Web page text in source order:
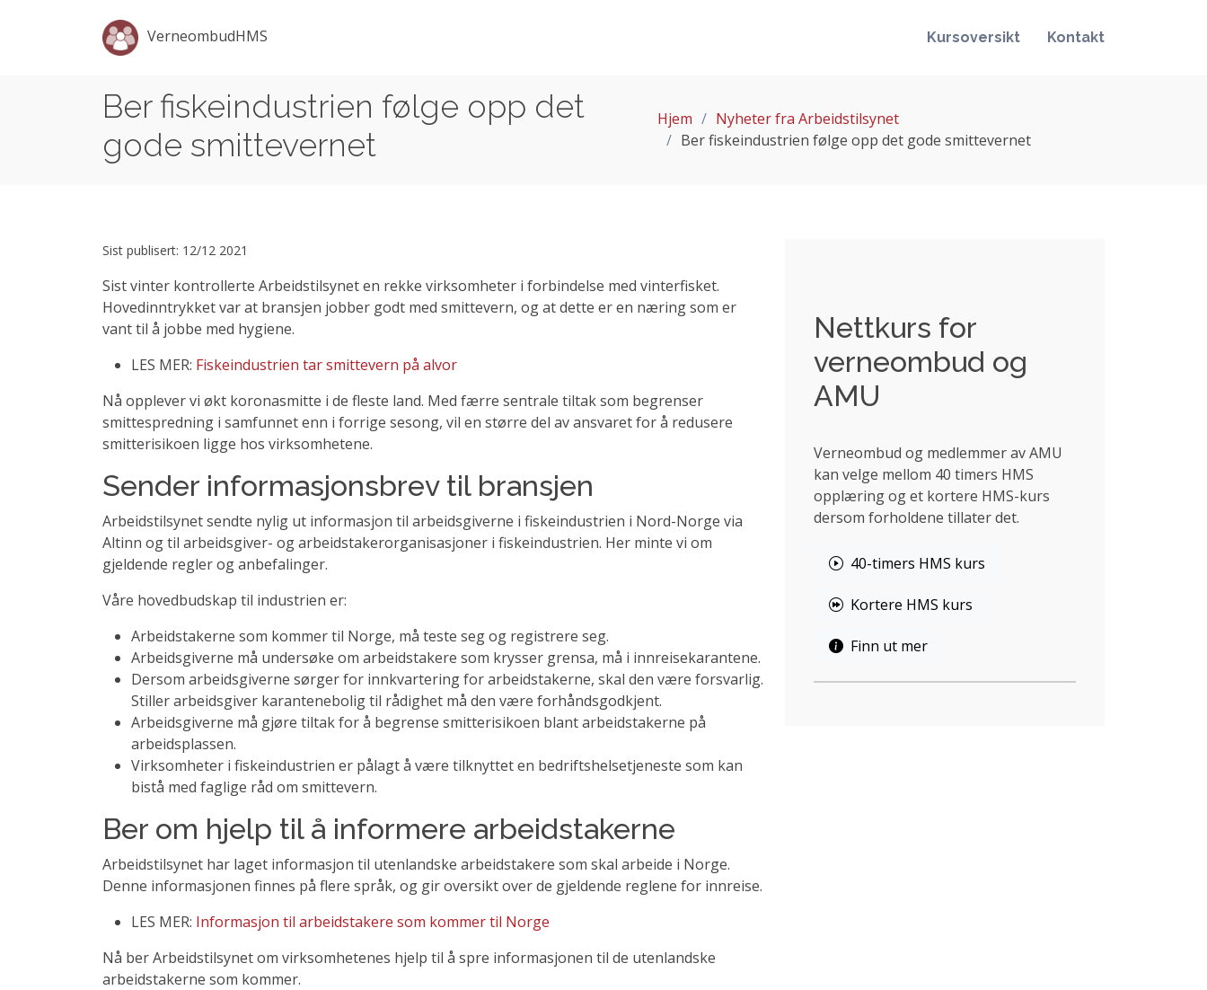
VerneombudHMS Kursoversikt Kontakt
Ber fiskeindustrien følge opp det
gode smittevernet
Hjem
Nyheter fra Arbeidstilsynet
Ber fiskeindustrien følge opp det gode smittevernet
Sist publisert: 12/12 2021
Sist vinter kontrollerte Arbeidstilsynet en rekke virksomheter i forbindelse med vinterfisket.
Hovedinntrykket var at bransjen jobber godt med smittevern, og at dette er en næring som er
vant til å jobbe med hygiene.
LES MER: Fiskeindustrien tar smittevern på alvor
Nå opplever vi økt koronasmitte i de fleste land. Med færre sentrale tiltak som begrenser
smittespredning i samfunnet enn i forrige sesong, vil en større del av ansvaret for å redusere
smitterisikoen ligge hos virksomhetene.
Sender informasjonsbrev til bransjen
Arbeidstilsynet sendte nylig ut informasjon til arbeidsgiverne i fiskeindustrien i Nord-Norge via
Altinn og til arbeidsgiver- og arbeidstakerorganisasjoner i fiskeindustrien. Her minte vi om
gjeldende regler og anbefalinger.
Våre hovedbudskap til industrien er:
Arbeidstakerne som kommer til Norge, må teste seg og registrere seg.
Arbeidsgiverne må undersøke om arbeidstakere som krysser grensa, må i innreisekarantene.
Dersom arbeidsgiverne sørger for innkvartering for arbeidstakerne, skal den være forsvarlig.
Stiller arbeidsgiver karantenebolig til rådighet må den være forhåndsgodkjent.
Arbeidsgiverne må gjøre tiltak for å begrense smitterisikoen blant arbeidstakerne på
arbeidsplassen.
Virksomheter i fiskeindustrien er pålagt å være tilknyttet en bedriftshelsetjeneste som kan
bistå med faglige råd om smittevern.
Ber om hjelp til å informere arbeidstakerne
Arbeidstilsynet har laget informasjon til utenlandske arbeidstakere som skal arbeide i Norge.
Denne informasjonen finnes på flere språk, og gir oversikt over de gjeldende reglene for innreise.
LES MER: Informasjon til arbeidstakere som kommer til Norge
Nå ber Arbeidstilsynet om virksomhetenes hjelp til å spre informasjonen til de utenlandske
arbeidstakerne som kommer.
Nettkurs for
verneombud og
AMU
Verneombud og medlemmer av AMU
kan velge mellom 40 timers HMS
opplæring og et kortere HMS-kurs
dersom forholdene tillater det.
40-timers HMS kurs
Kortere HMS kurs
Finn ut mer